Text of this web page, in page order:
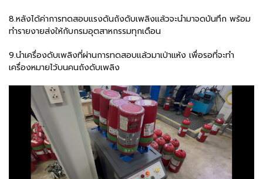
8.หลังได้ค่าการทดสอบแรงดันถังดับเพลิงแล้วจะนำมาจดบันทึก พร้อม
ทำรายงายส่งให้กับกรมอุตสาหกรรมทุกเดือน
9.นำเครื่องดับเพลิงที่ผ่านการทดสอบแล้วมาเป่าแห้ง เพื่อรอที่จะทำ
เครื่องหมายไว้บนคนถังดับเพลิง